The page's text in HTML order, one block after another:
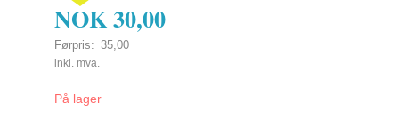
NOK30,00
Førpris: 35,00
Rabatt
inkl. mva.
På lager